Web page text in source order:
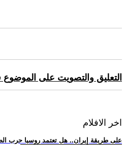
التعليق والتصويت على
اخر الافلام
.. على طريقة إيران.. هل تعتمد روسيا حرب